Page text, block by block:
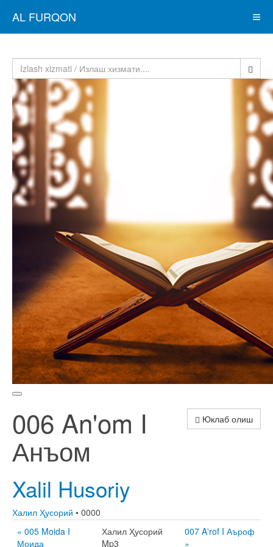
AL FURQON
Юклаб олиш
006 An'om I
Анъом
Xalil Husoriy
Халил Ҳусорий • 0000
« 005 Moida I
Моида
Халил Ҳусорий
Mp3
007 A'rof I Аъроф
»